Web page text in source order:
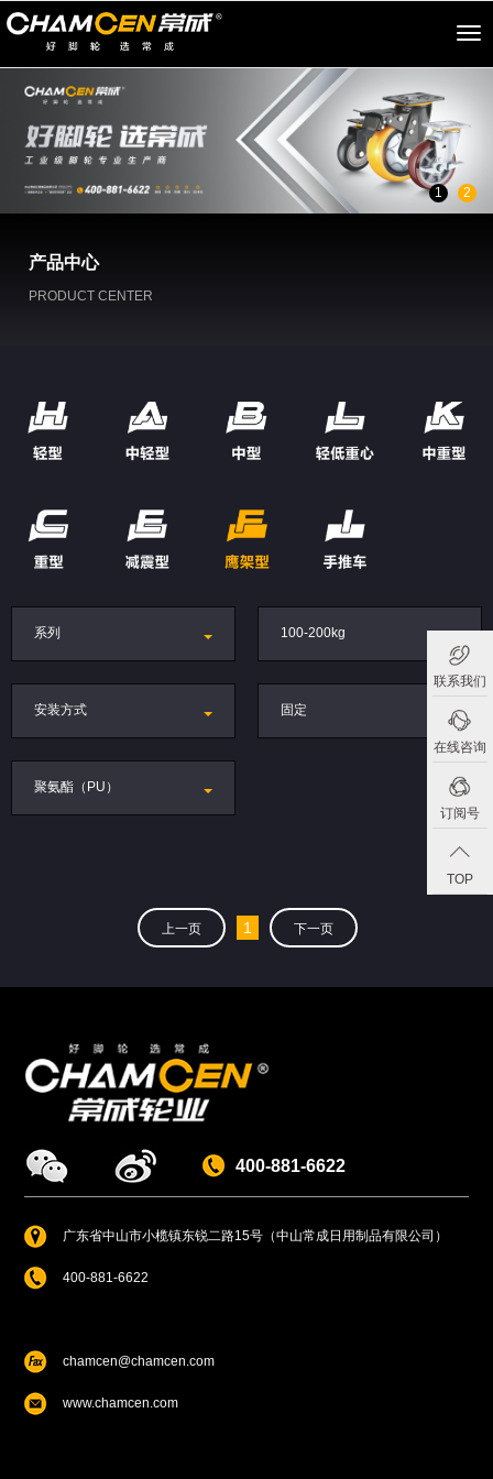
联系我们
在线咨询
订阅号
TOP
切
1 2
产品中心
PRODUCT CENTER
系列 100-200kg
安装方式 固定
聚氨酯（PU）
上一页 1 下一页
400-881-6622
广东省中山市小榄镇东锐二路15号（中山常成日用制品有限公司）
400-881-6622
chamcen@chamcen.com
www.chamcen.com